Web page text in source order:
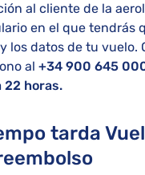
al cliente de la
en el que tendrás
los datos de tu vuelo.
al +34 900 645
22 horas.
tarda